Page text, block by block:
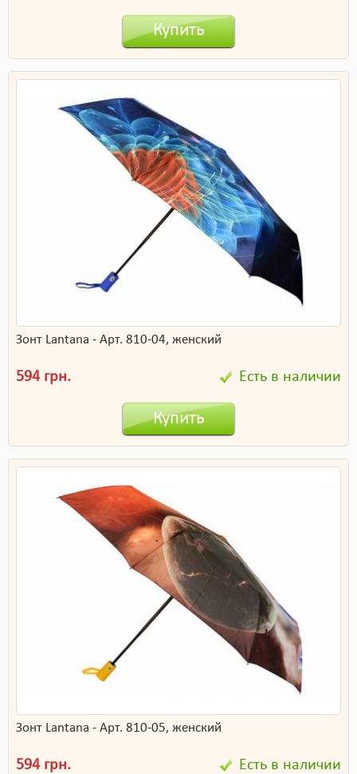
Купить
Зонт Lantana - Арт. 810-04, женский
594 грн. Есть в наличии
Купить
Зонт Lantana - Арт. 810-05, женский
594 грн. Есть в наличии